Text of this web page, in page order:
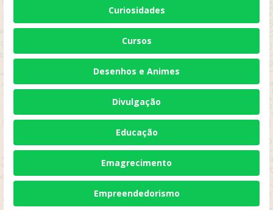
Curiosidades
Cursos
Desenhos e Animes
Divulgação
Educação
Emagrecimento
Empreendedorismo